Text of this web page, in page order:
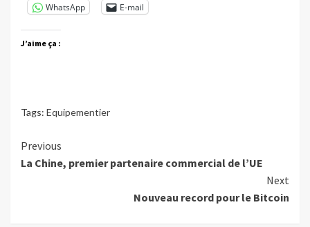
WhatsApp
E-mail
J’aime ça :
Tags: Equipementier
Continue
Reading
Previous
La Chine, premier partenaire commercial de l’UE
Next
Nouveau record pour le Bitcoin